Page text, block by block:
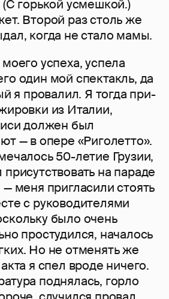
горькой усмешкой.)
Второй раз столь же
когда не стало мамы.
успеха, успела
один мой спектакль, да
я провалил. Я тогда при­
из Италии,
должен был
— в опере «Риголетто».
50-летие Грузии,
на параде
меня пригласили стоять
с руководителями
было очень
простудился, началось
Но не отменять же
я спел вроде ничего.
поднялась, горло